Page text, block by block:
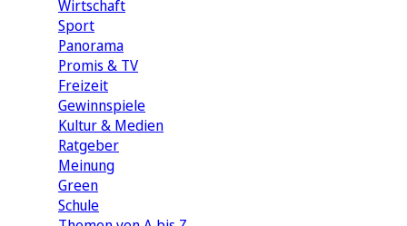
Wirtschaft
Sport
Panorama
Promis & TV
Freizeit
Gewinnspiele
Kultur & Medien
Ratgeber
Meinung
Green
Schule